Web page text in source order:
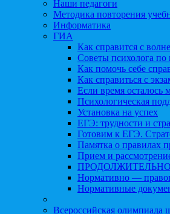
Наши педагоги
Методика повторения
Информатика
ГИА
Как справится с
Советы психолога
Как помочь себе
Как справиться с
Если время осталось
Психологическая
Установка на успех
ЕГЭ: трудности и
Готовим к ЕГЭ.
Памятка о правилах
Прием и
Нормативно —
Нормативные
Всероссийская олимпиада